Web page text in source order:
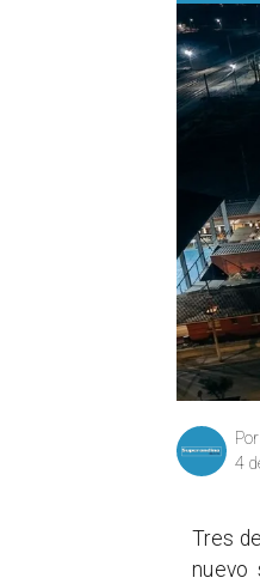
Por
4
Tres
nuevo